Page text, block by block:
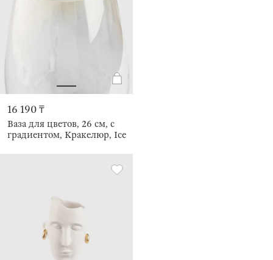
16 190 ₸
Ваза для цветов, 26 см, с
градиентом, Кракелюр, Ice